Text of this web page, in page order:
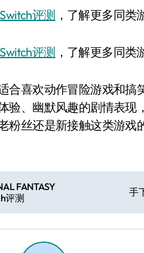
评测 ，了解更多同类
评测 ，了解更多同类
合喜欢动作冒险游戏和
验、幽默风趣的剧情表现
粉丝还是新接触这类游戏
FANTASY
评测
手